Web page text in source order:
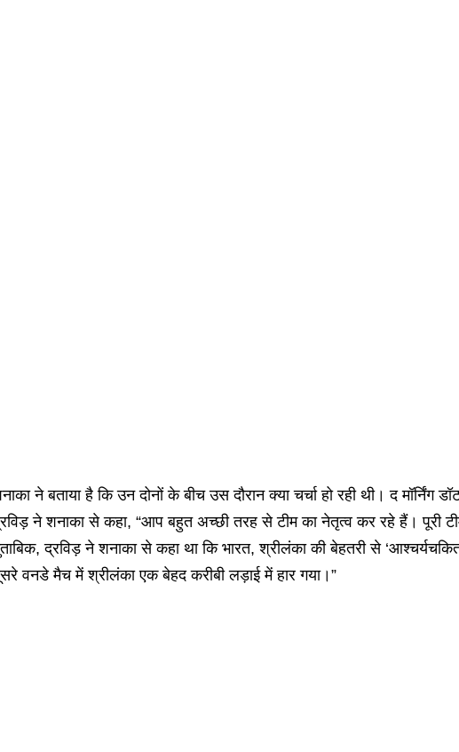
ने बताया है कि उन दोनों के बीच उस दौरान क्या चर्चा हो रही थी। द मॉर्निंग
ने शनाका से कहा, “आप बहुत अच्छी तरह से टीम का नेतृत्व कर रहे हैं। पूरी
द्रविड़ ने शनाका से कहा था कि भारत, श्रीलंका की बेहतरी से
वनडे मैच में श्रीलंका एक बेहद करीबी लड़ाई में हार गया।”